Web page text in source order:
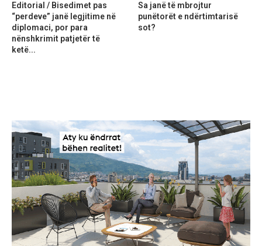
Editorial / Bisedimet pas
“perdeve” janë legjitime në
diplomaci, por para
nënshkrimit patjetër të
ketë...
Sa janë të mbrojtur
punëtorët e ndërtimtarisë
sot?